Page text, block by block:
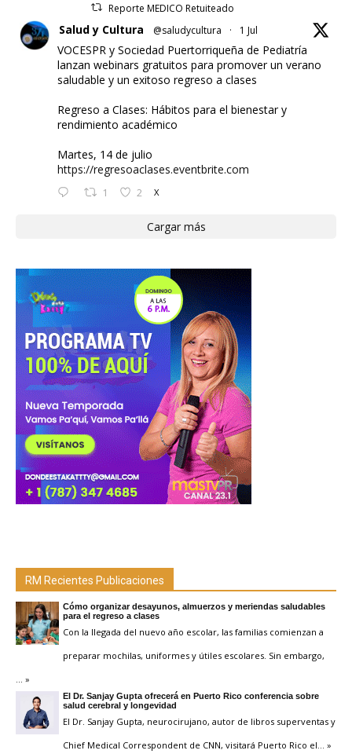
Reporte MEDICO Retuiteado
Salud y Cultura @saludycultura · 1 Jul
VOCESPR y Sociedad Puertorriqueña de Pediatría
lanzan webinars gratuitos para promover un verano
saludable y un exitoso regreso a clases
Regreso a Clases: Hábitos para el bienestar y
rendimiento académico
Martes, 14 de julio
https://regresoaclases.eventbrite.com
1 2 X
Cargar más
RM Recientes Publicaciones
Cómo organizar desayunos, almuerzos y meriendas saludables
para el regreso a clases
Con la llegada del nuevo año escolar, las familias comienzan a
preparar mochilas, uniformes y útiles escolares. Sin embargo,
… »
El Dr. Sanjay Gupta ofrecerá en Puerto Rico conferencia sobre
salud cerebral y longevidad
El Dr. Sanjay Gupta, neurocirujano, autor de libros superventas y
Chief Medical Correspondent de CNN, visitará Puerto Rico el … »